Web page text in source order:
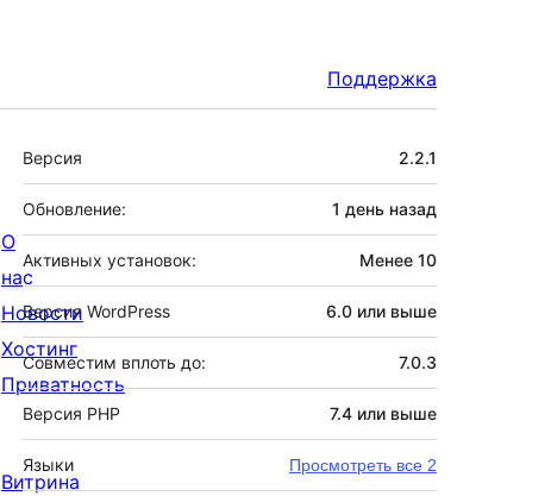
Поддержка
Мета
Версия 2.2.1
Обновление: 1 день назад
Активных установок: Менее 10
Версия WordPress 6.0 или выше
Совместим вплоть до: 7.0.3
Версия PHP 7.4 или выше
Языки Просмотреть все 2
О
нас
Новости
Хостинг
Приватность
Витрина